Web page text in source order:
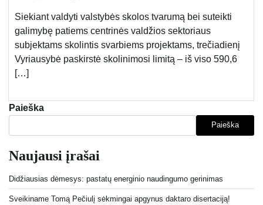
Siekiant valdyti valstybės skolos tvarumą bei suteikti
galimybę patiems centrinės valdžios sektoriaus
subjektams skolintis svarbiems projektams, trečiadienį
Vyriausybė paskirstė skolinimosi limitą – iš viso 590,6
[…]
Paieška
Paieška
Naujausi įrašai
Didžiausias dėmesys: pastatų energinio naudingumo gerinimas
Sveikiname Tomą Pečiulį sėkmingai apgynus daktaro disertaciją!